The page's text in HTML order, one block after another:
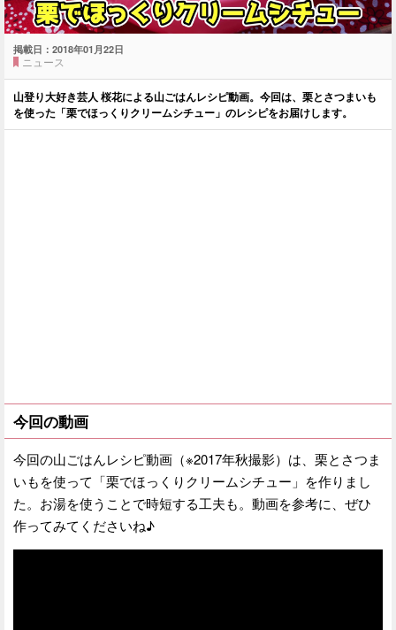
掲載日： 2018年01月22日
ニュース
山登り大好き芸人 桜花による山ごはんレシピ動画。今回は、栗とさつまいも
を使った「栗でほっくりクリームシチュー」のレシピをお届けします。
今回の動画
今回の山ごはんレシピ動画（※2017年秋撮影）は、栗とさつま
いもを使って「栗でほっくりクリームシチュー」を作りまし
た。お湯を使うことで時短する工夫も。動画を参考に、ぜひ
作ってみてくださいね♪